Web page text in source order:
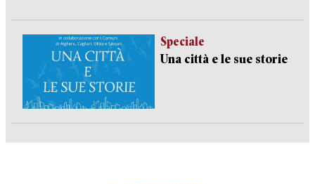
Speciale
Una città e le sue storie